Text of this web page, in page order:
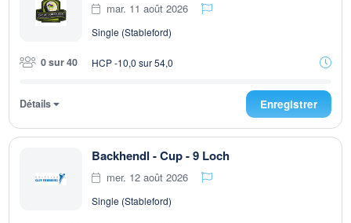
mar. 11 août 2026
Single (Stableford)
0 sur 40 HCP -10,0 sur 54,0
Détails Enregistrer
Backhendl - Cup - 9 Loch
mer. 12 août 2026
Single (Stableford)